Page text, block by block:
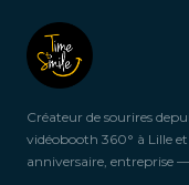
Créateur de sourires
vidéobooth 360° à Lille
anniversaire, entreprise